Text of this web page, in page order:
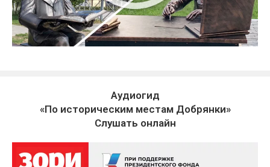
Аудиогид
«По историческим местам Добрянки»
Слушать онлайн